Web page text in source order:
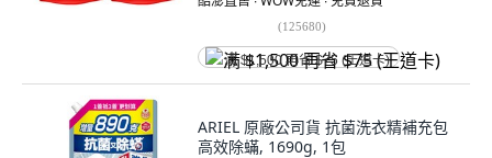
(125680)
满 $1,500 再省 $75 (王道卡)
ARIEL 原廠公司貨 抗菌洗衣精補充包
高效除蟎, 1690g, 1包